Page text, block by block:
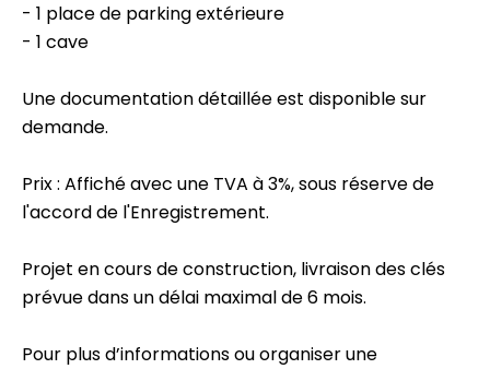
- 1 place de parking extérieure
- 1 cave
Une documentation détaillée est disponible sur
demande.
Prix : Affiché avec une TVA à 3%, sous réserve de
l'accord de l'Enregistrement.
Projet en cours de construction, livraison des clés
prévue dans un délai maximal de 6 mois.
Pour plus d’informations ou organiser une